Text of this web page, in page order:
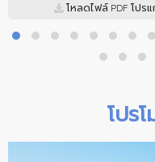
โหลดไฟล์ PDF โปร
โปร